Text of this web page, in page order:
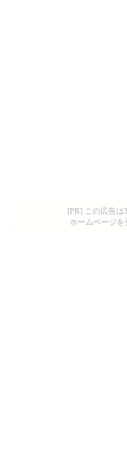
[PR] この広告は
ホームページを